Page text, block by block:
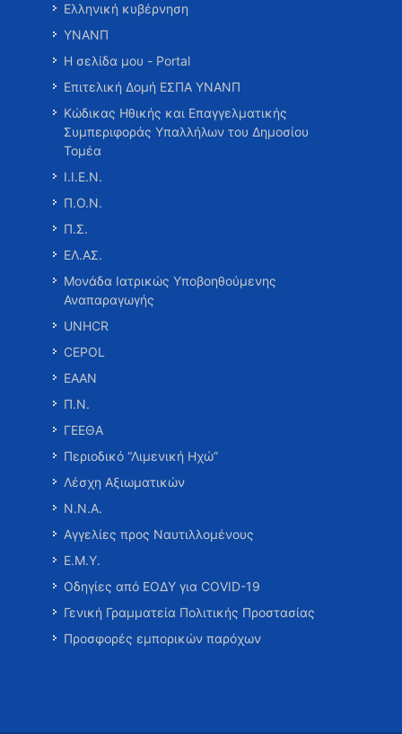
Ελληνική κυβέρνηση
ΥΝΑΝΠ
Η σελίδα μου - Portal
Επιτελική Δομή ΕΣΠΑ ΥΝΑΝΠ
Κώδικας Ηθικής και Επαγγελματικής
Συμπεριφοράς Υπαλλήλων του Δημοσίου
Τομέα
Ι.Ι.Ε.Ν.
Π.Ο.Ν.
Π.Σ.
ΕΛ.ΑΣ.
Μονάδα Ιατρικώς Υποβοηθούμενης
Αναπαραγωγής
UNHCR
CEPOL
ΕΑΑΝ
Π.Ν.
ΓΕΕΘΑ
Περιοδικό “Λιμενική Ηχώ”
Λέσχη Αξιωματικών
Ν.Ν.Α.
Αγγελίες προς Ναυτιλλομένους
Ε.Μ.Υ.
Οδηγίες από ΕΟΔΥ για COVID-19
Γενική Γραμματεία Πολιτικής Προστασίας
Προσφορές εμπορικών παρόχων